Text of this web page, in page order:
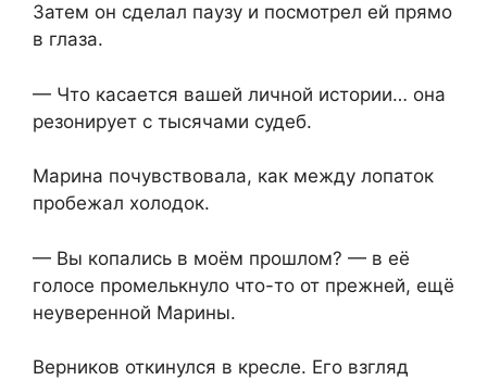
Затем он сделал паузу и посмотрел ей прямо
в глаза.
— Что касается вашей личной истории… она
резонирует с тысячами судеб.
Марина почувствовала, как между лопаток
пробежал холодок.
— Вы копались в моём прошлом? — в её
голосе промелькнуло что-то от прежней, ещё
неуверенной Марины.
Верников откинулся в кресле. Его взгляд